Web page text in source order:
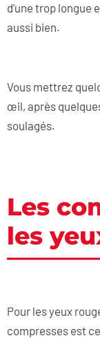
d’une trop
aussi bien.
Vous mettrez
œil, après
soulagés.
Les
les
Pour les yeux
compresses est